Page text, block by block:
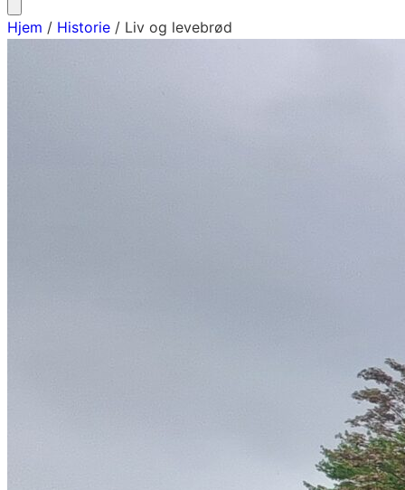
Hjem / Historie / Liv og levebrød